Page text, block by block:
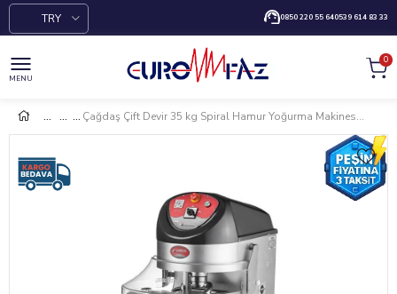
0850 220 55 640539 614 83 33
TRY
MENU
0
Çağdaş Çift Devir 35 kg Spiral Hamur Yoğurma Makinesi 380V